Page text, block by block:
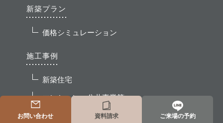
お問い合わせ 資料請求 ご来場の予約
新築プラン
価格シミュレーション
施工事例
新築住宅
マンション・公共事業等
お客様の声 よくある質問